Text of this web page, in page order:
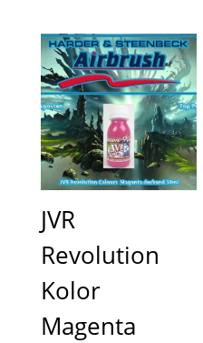
JVR
Revolution
Kolor
Magenta